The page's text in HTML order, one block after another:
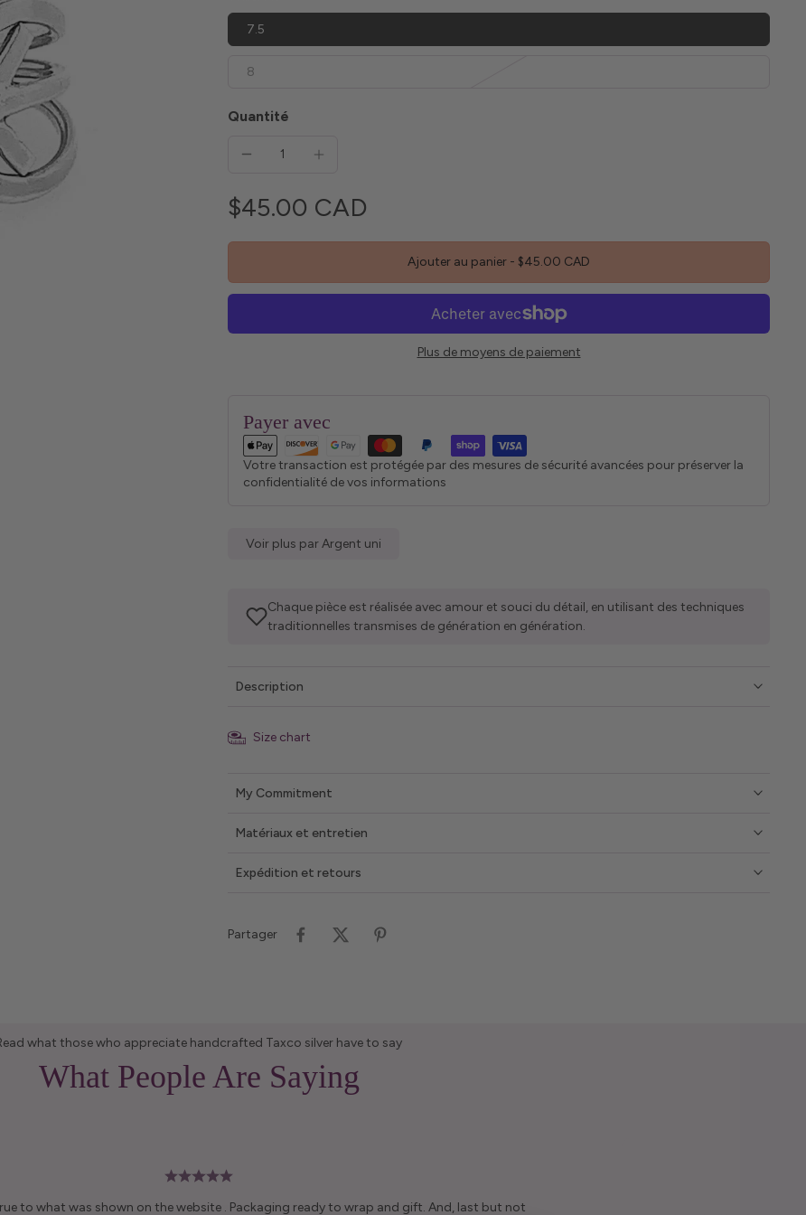
7.5
8
Quantité
$45.00 CAD
Ajouter au panier - $45.00 CAD
Plus de moyens de paiement
Payer avec
Votre transaction est protégée par des mesures de sécurité avancées pour préserver la
confidentialité de vos informations
Voir plus par Argent uni
Chaque pièce est réalisée avec amour et souci du détail, en utilisant des techniques
traditionnelles transmises de génération en génération.
Description
Size chart
My Commitment
Matériaux et entretien
Expédition et retours
Partager
what those who appreciate handcrafted Taxco silver have to say
What People Are Saying
to what was shown on the website . Packaging ready to wrap and gift. And, last but not